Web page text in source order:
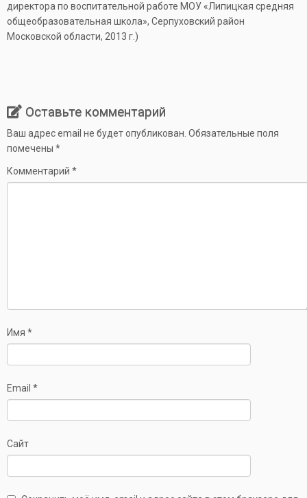
директора по воспитательной работе МОУ «Липицкая средняя
общеобразовательная школа», Серпуховский район
Московской области, 2013 г.)
Оставьте комментарий
Ваш адрес email не будет опубликован. Обязательные поля
помечены *
Комментарий *
Имя *
Email *
Сайт